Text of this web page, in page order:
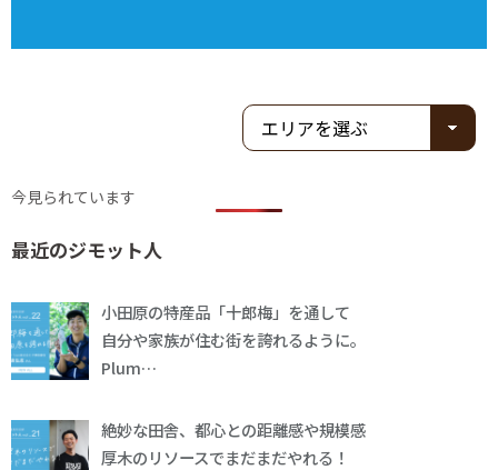
今見られています
最近のジモット人
小田原の特産品「十郎梅」を通して
自分や家族が住む街を誇れるように。
Plum…
絶妙な田舎、都心との距離感や規模感
厚木のリソースでまだまだやれる！